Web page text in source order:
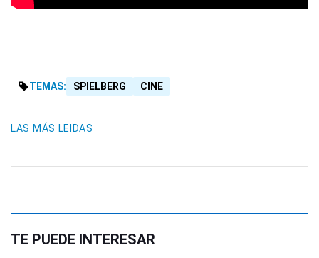
TEMAS: SPIELBERG CINE
LAS MÁS LEIDAS
TE PUEDE INTERESAR